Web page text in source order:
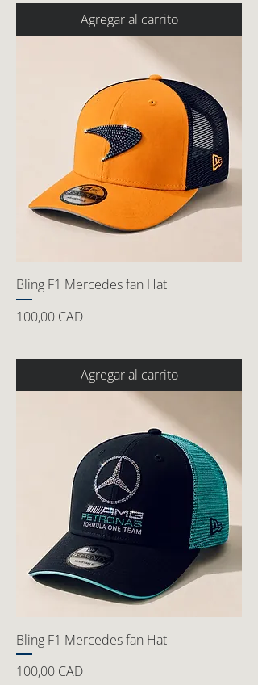
Agregar al carrito
Bling F1 Mercedes fan Hat
Precio
100,00 CAD
Agregar al carrito
Bling F1 Mercedes fan Hat
Precio
100,00 CAD